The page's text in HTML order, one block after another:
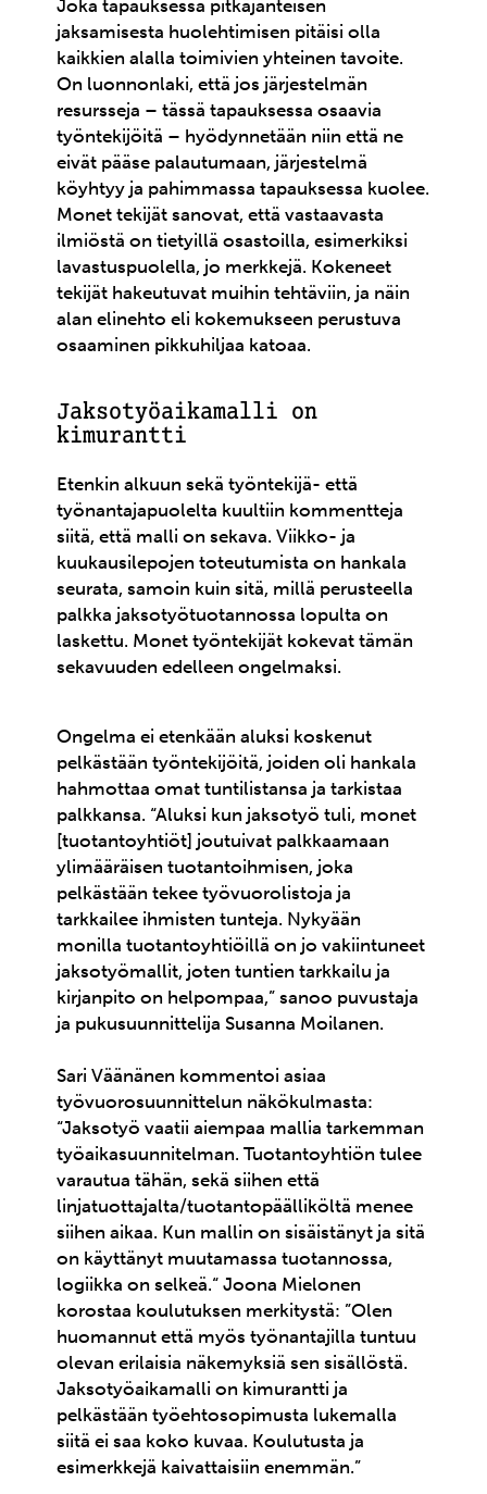
Joka tapauksessa pitkäjänteisen
jaksamisesta huolehtimisen pitäisi olla
kaikkien alalla toimivien yhteinen tavoite.
On luonnonlaki, että jos järjestelmän
resursseja – tässä tapauksessa osaavia
työntekijöitä – hyödynnetään niin että ne
eivät pääse palautumaan, järjestelmä
köyhtyy ja pahimmassa tapauksessa kuolee.
Monet tekijät sanovat, että vastaavasta
ilmiöstä on tietyillä osastoilla, esimerkiksi
lavastuspuolella, jo merkkejä. Kokeneet
tekijät hakeutuvat muihin tehtäviin, ja näin
alan elinehto eli kokemukseen perustuva
osaaminen pikkuhiljaa katoaa.
Jaksotyöaikamalli on
kimurantti
Etenkin alkuun sekä työntekijä- että
työnantajapuolelta kuultiin kommentteja
siitä, että malli on sekava. Viikko- ja
kuukausilepojen toteutumista on hankala
seurata, samoin kuin sitä, millä perusteella
palkka jaksotyötuotannossa lopulta on
laskettu. Monet työntekijät kokevat tämän
sekavuuden edelleen ongelmaksi.
Ongelma ei etenkään aluksi koskenut
pelkästään työntekijöitä, joiden oli hankala
hahmottaa omat tuntilistansa ja tarkistaa
palkkansa. “Aluksi kun jaksotyö tuli, monet
[tuotantoyhtiöt] joutuivat palkkaamaan
ylimääräisen tuotantoihmisen, joka
pelkästään tekee työvuorolistoja ja
tarkkailee ihmisten tunteja. Nykyään
monilla tuotantoyhtiöillä on jo vakiintuneet
jaksotyömallit, joten tuntien tarkkailu ja
kirjanpito on helpompaa,” sanoo puvustaja
ja pukusuunnittelija Susanna Moilanen.
Sari Väänänen kommentoi asiaa
työvuorosuunnittelun näkökulmasta:
“Jaksotyö vaatii aiempaa mallia tarkemman
työaikasuunnitelman. Tuotantoyhtiön tulee
varautua tähän, sekä siihen että
linjatuottajalta/tuotantopäälliköltä menee
siihen aikaa. Kun mallin on sisäistänyt ja sitä
on käyttänyt muutamassa tuotannossa,
logiikka on selkeä.“ Joona Mielonen
korostaa koulutuksen merkitystä: ”Olen
huomannut että myös työnantajilla tuntuu
olevan erilaisia näkemyksiä sen sisällöstä.
Jaksotyöaikamalli on kimurantti ja
pelkästään työehtosopimusta lukemalla
siitä ei saa koko kuvaa. Koulutusta ja
esimerkkejä kaivattaisiin enemmän.”